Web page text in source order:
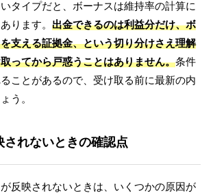
タイプだと、ボーナスは維持率の計算に
ります。 出金できるのは利益分だけ、ボ
支える証拠金、という切り分けさえ理解
ってから戸惑うことはありません。条件
ことがあるので、受け取る前に最新の内
う。
されないときの確認点
反映されないときは、いくつかの原因が